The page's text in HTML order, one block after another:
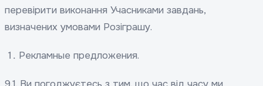
перевірити виконання Учасниками завдань,
визначених умовами Розіграшу.
Рекламные предложения.